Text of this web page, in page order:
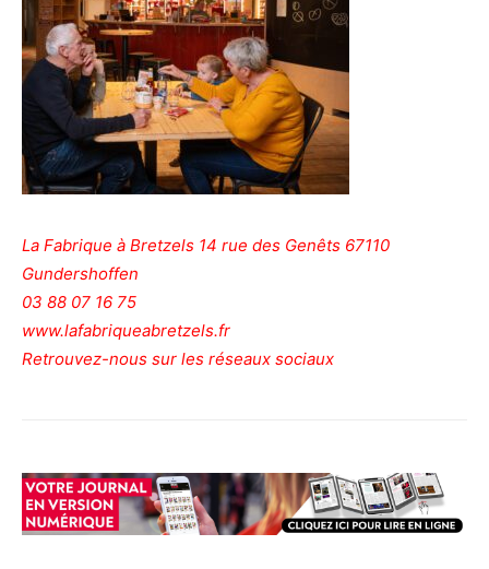
La Fabrique à Bretzels 14 rue des Genêts 67110
Gundershoffen
03 88 07 16 75
www.lafabriqueabretzels.fr
Retrouvez-nous sur les réseaux sociaux